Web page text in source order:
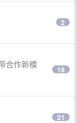
2
合作新模
18
21